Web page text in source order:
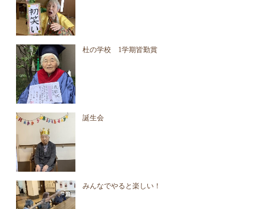
杜の学校 1学期皆勤賞
誕生会
みんなでやると楽しい！